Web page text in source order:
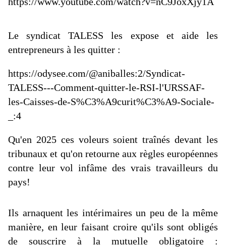
Le syndicat TALESS les expose et aide les
entrepreneurs à les quitter :
https://odysee.com/@aniballes:2/Syndicat-
TALESS---Comment-quitter-le-RSI-l'URSSAF-
les-Caisses-de-S%C3%A9curit%C3%A9-Sociale-
_:4
Qu'en 2025 ces voleurs soient traînés devant les
tribunaux et qu'on retourne aux règles européennes
contre leur vol infâme des vrais travailleurs du
pays!
Ils arnaquent les intérimaires un peu de la même
manière, en leur faisant croire qu'ils sont obligés
de souscrire à la mutuelle obligatoire :